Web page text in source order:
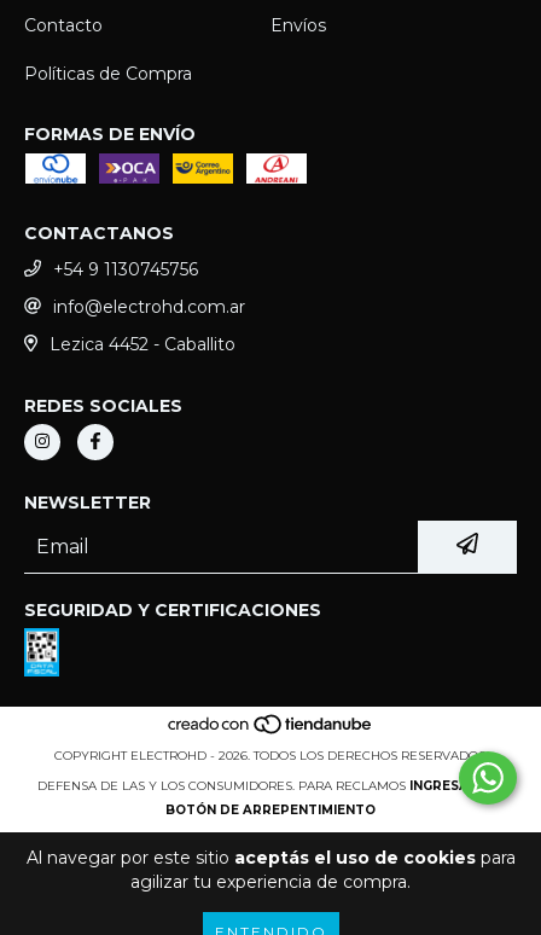
Al navegar por este sitio aceptás el uso de cookiespara
agilizar tu experiencia de compra.
Contacto Envíos
Políticas de Compra
FORMAS DE ENVÍO
CONTACTANOS
+54 9 1130745756
info@electrohd.com.ar
Lezica 4452 - Caballito
REDES SOCIALES
NEWSLETTER
SEGURIDAD Y CERTIFICACIONES
COPYRIGHT ELECTROHD - 2026. TODOS LOS DERECHOS RESERVADOS.
DEFENSA DE LAS Y LOS CONSUMIDORES. PARA RECLAMOS INGRESÁ ACÁ.
BOTÓN DE ARREPENTIMIENTO